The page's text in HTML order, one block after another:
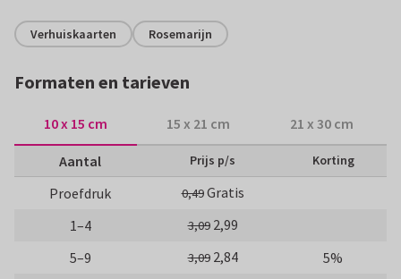
Verhuiskaarten Rosemarijn
Formaten en tarieven
10 x 15 cm 15 x 21 cm 21 x 30 cm
Aantal Prijs p/s Korting
Proefdruk 0,49Gratis
1–4
3,09 2,99
5–9
3,09 2,84
5%